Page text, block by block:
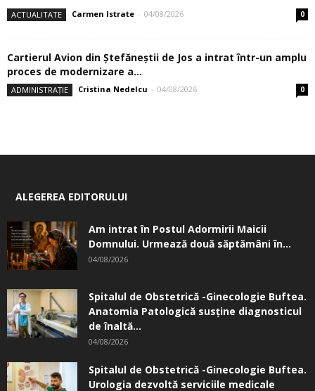
ACTUALITATE Carmen Istrate - 04/08/2026 0
Cartierul Avion din Ştefăneştii de Jos a intrat într-un amplu
proces de modernizare a...
ADMINISTRAȚIE Cristina Nedelcu - 04/08/2026 0
ALEGEREA EDITORULUI
Am intrat în Postul Adormirii Maicii
Domnului. Urmează două săptămâni în...
04/08/2026
Spitalul de Obstetrică -Ginecologie Buftea.
Anatomia Patologică susţine diagnosticul
de înaltă...
04/08/2026
Spitalul de Obstetrică -Ginecologie Buftea.
Urologia dezvoltă serviciile medicale